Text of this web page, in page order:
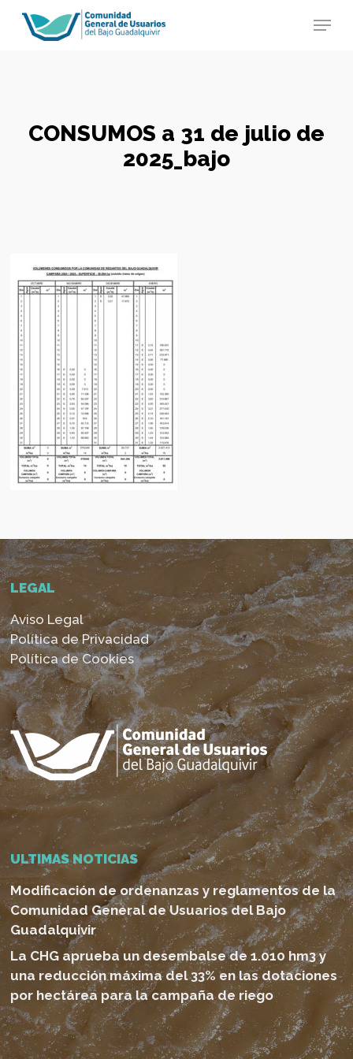
Skip
Menu
CONSUMOS a 31 de julio de
2025_bajo
LEGAL
Aviso Legal
Política de Privacidad
Política de Cookies
ULTIMAS NOTICIAS
Modificación de ordenanzas y reglamentos de la
Comunidad General de Usuarios del Bajo
Guadalquivir
La CHG aprueba un desembalse de 1.010 hm3 y
una reducción máxima del 33% en las dotaciones
por hectárea para la campaña de riego